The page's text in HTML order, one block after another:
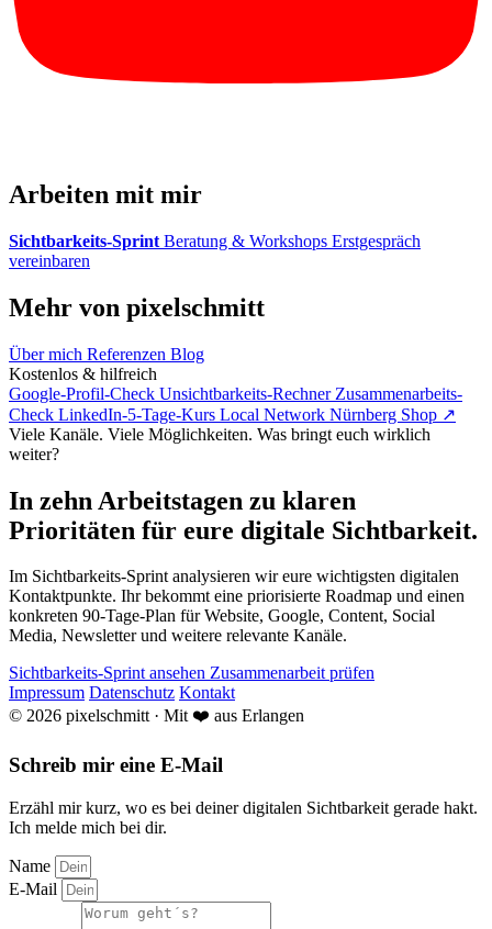
Arbeiten mit mir
Sichtbarkeits-Sprint Beratung & Workshops Erstgespräch
vereinbaren
Mehr von pixelschmitt
Über mich Referenzen Blog
Kostenlos & hilfreich
Google-Profil-Check Unsichtbarkeits-Rechner Zusammenarbeits-
Check LinkedIn-5-Tage-Kurs Local Network Nürnberg Shop ↗
Viele Kanäle. Viele Möglichkeiten. Was bringt euch wirklich
weiter?
In zehn Arbeitstagen zu klaren
Prioritäten für eure digitale Sichtbarkeit.
Im Sichtbarkeits-Sprint analysieren wir eure wichtigsten digitalen
Kontaktpunkte. Ihr bekommt eine priorisierte Roadmap und einen
konkreten 90-Tage-Plan für Website, Google, Content, Social
Media, Newsletter und weitere relevante Kanäle.
Sichtbarkeits-Sprint ansehen Zusammenarbeit prüfen
Impressum Datenschutz Kontakt
© 2026 pixelschmitt · Mit ❤️ aus Erlangen
Schreib mir eine E-Mail
Erzähl mir kurz, wo es bei deiner digitalen Sichtbarkeit gerade hakt.
Ich melde mich bei dir.
Name
E-Mail